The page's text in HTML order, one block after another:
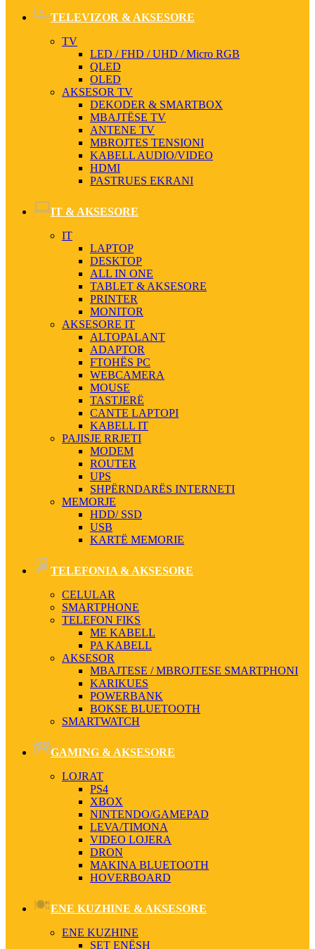
TELEVIZOR & AKSESORE
TV
LED / FHD / UHD / Micro RGB
QLED
OLED
AKSESOR TV
DEKODER & SMARTBOX
MBAJTËSE TV
ANTENE TV
MBROJTES TENSIONI
KABELL AUDIO/VIDEO
HDMI
PASTRUES EKRANI
IT & AKSESORE
IT
LAPTOP
DESKTOP
ALL IN ONE
TABLET & AKSESORE
PRINTER
MONITOR
AKSESORE IT
ALTOPALANT
ADAPTOR
FTOHËS PC
WEBCAMERA
MOUSE
TASTJERË
CANTE LAPTOPI
KABELL IT
PAJISJE RRJETI
MODEM
ROUTER
UPS
SHPËRNDARËS INTERNETI
MEMORJE
HDD/ SSD
USB
KARTË MEMORIE
TELEFONIA & AKSESORE
CELULAR
SMARTPHONE
TELEFON FIKS
ME KABELL
PA KABELL
AKSESOR
MBAJTESE / MBROJTESE SMARTPHONI
KARIKUES
POWERBANK
BOKSE BLUETOOTH
SMARTWATCH
GAMING & AKSESORE
LOJRAT
PS4
XBOX
NINTENDO/GAMEPAD
LEVA/TIMONA
VIDEO LOJERA
DRON
MAKINA BLUETOOTH
HOVERBOARD
ENE KUZHINE & AKSESORE
ENE KUZHINE
SET ENËSH